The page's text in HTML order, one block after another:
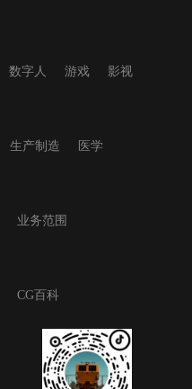
数字人 游戏 影视
生产制造 医学
业务范围
CG百科